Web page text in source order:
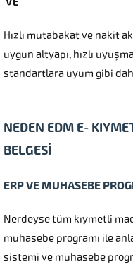
Hızlı mutabakat ve nakit
uygun altyapı, hızlı
standartlara uyum gibi
NEDEN EDM E-
BELGESİ
ERP VE MUHASEBE
Nerdeyse tüm kıymetli
muhasebe programı ile
sistemi ve muhasebe